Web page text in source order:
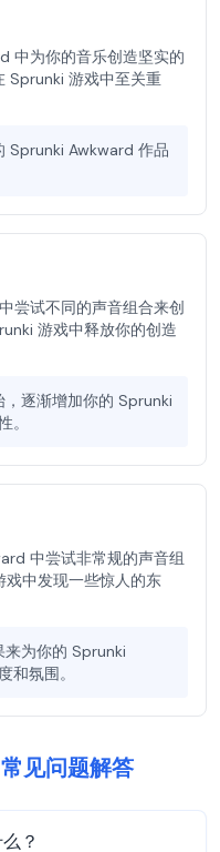
中为你的音乐创造坚实的
Sprunki 游戏中至关重
Sprunki Awkward 作品
尝试不同的声音组合来创
游戏中释放你的创造
逐渐增加你的 Sprunki
。
中尝试非常规的声音组
中发现一些惊人的东
来为你的 Sprunki
和氛围。
见问题解答
？